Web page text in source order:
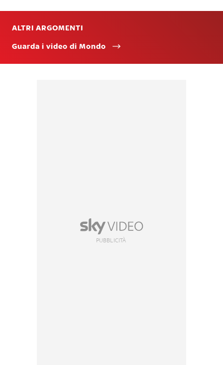
ALTRI ARGOMENTI
Guarda i video di Mondo
PUBBLICITÀ